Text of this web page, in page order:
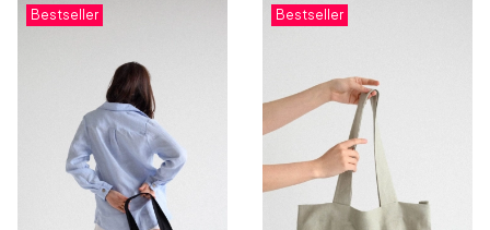
Bestseller Bestseller